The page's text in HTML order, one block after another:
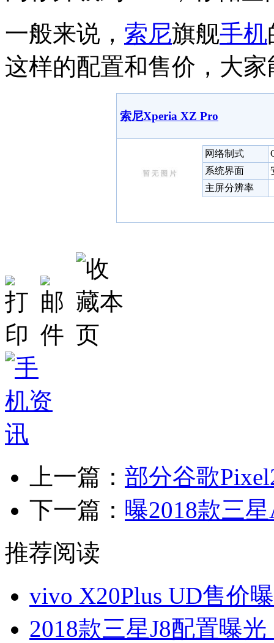
一般来说， 索尼旗舰手机
这样的配置和售价，大家
索尼Xperia XZ Pro
网络制式
系统界面
主屏分辨率
上一篇： 部分谷歌
下一篇： 曝2018款三
推荐阅读
vivo X20Plus UD售价
2018款三星J8配置曝